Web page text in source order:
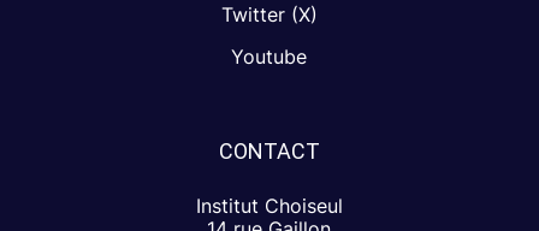
Twitter (X)
Youtube
CONTACT
Institut Choiseul